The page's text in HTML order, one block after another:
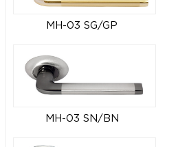
MH-03 SG/GP
MH-03 SN/BN